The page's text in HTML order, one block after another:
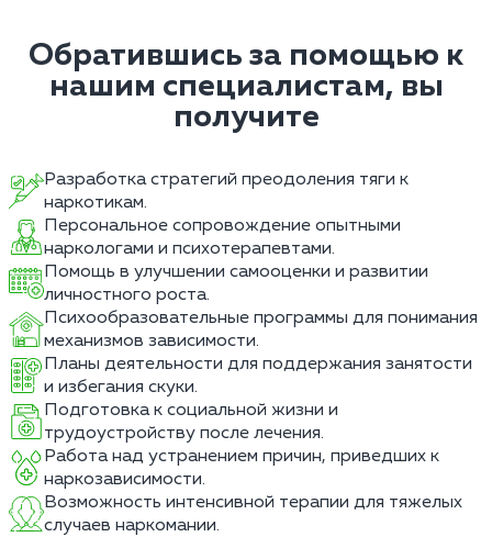
Обратившись за помощью к
нашим специалистам, вы
получите
Разработка стратегий преодоления тяги к
наркотикам.
Персональное сопровождение опытными
наркологами и психотерапевтами.
Помощь в улучшении самооценки и развитии
личностного роста.
Психообразовательные программы для понимания
механизмов зависимости.
Планы деятельности для поддержания занятости
и избегания скуки.
Подготовка к социальной жизни и
трудоустройству после лечения.
Работа над устранением причин, приведших к
наркозависимости.
Возможность интенсивной терапии для тяжелых
случаев наркомании.